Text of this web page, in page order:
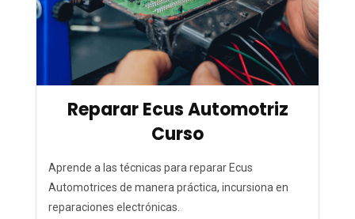
Reparar Ecus Automotriz
Curso
Aprende a las técnicas para reparar Ecus
Automotrices de manera práctica, incursiona en
reparaciones electrónicas.